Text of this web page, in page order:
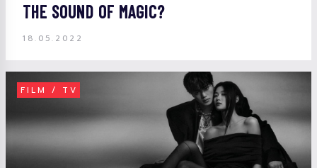
THE SOUND OF MAGIC?
18.05.2022
FILM / TV